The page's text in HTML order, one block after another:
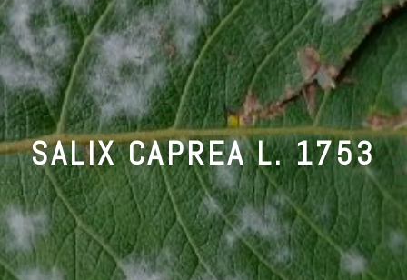
SALIX CAPREA L. 1753